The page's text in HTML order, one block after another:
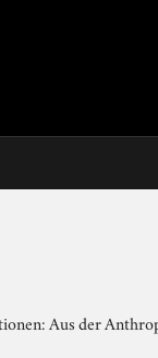
Aus der